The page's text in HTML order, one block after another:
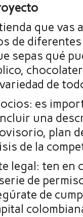
que vas
de
sepas qué
de
es
una
plan
de la
legal: ten en
de
de